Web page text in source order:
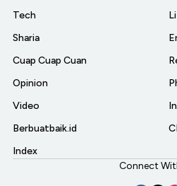
Tech
Sharia
Cuap Cuap Cuan
Opinion
Video
Berbuatbaik.id
Index
Connect